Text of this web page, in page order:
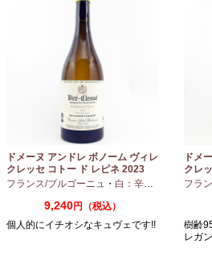
ドメーヌ アンドレ ボノーム ヴィレ
クレッセ コトー ド レピネ 2023
750ml
フランス/ブルゴーニュ ・ 白：辛口 シャルドネ
9,240円（税込）
個人的にイチオシなキュヴェです!!
ドメ
クレ
ヌ
フラ
樹齢
レガ